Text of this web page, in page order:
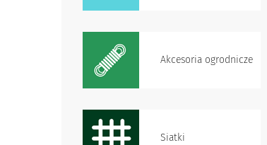
Akcesoria ogrodnicze
Siatki